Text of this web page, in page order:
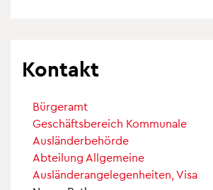
Kontakt
Bürgeramt
Geschäftsbereich Kommunale
Ausländerbehörde
Abteilung Allgemeine
Ausländerangelegenheiten, Visa